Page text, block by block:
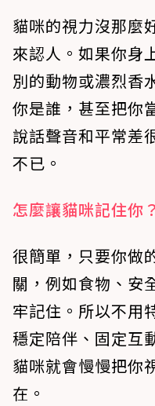
貓咪的視力沒那麼
來認人。如果你身
別的動物或濃烈香
你是誰，甚至把你
說話聲音和平常差
不已。
怎麼讓貓咪記住你？
很簡單，只要你做
關，例如食物、安
牢記住。所以不用
穩定陪伴、固定互
貓咪就會慢慢把你
在。